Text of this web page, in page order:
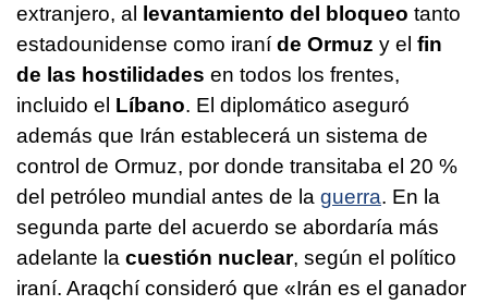
extranjero, al levantamiento del bloqueo tanto
estadounidense como iraní de Ormuz y el fin
de las hostilidades en todos los frentes,
incluido el Líbano. El diplomático aseguró
además que Irán establecerá un sistema de
control de Ormuz, por donde transitaba el 20 %
del petróleo mundial antes de la guerra. En la
segunda parte del acuerdo se abordaría más
adelante la cuestión nuclear, según el político
iraní. Araqchí consideró que «Irán es el ganador